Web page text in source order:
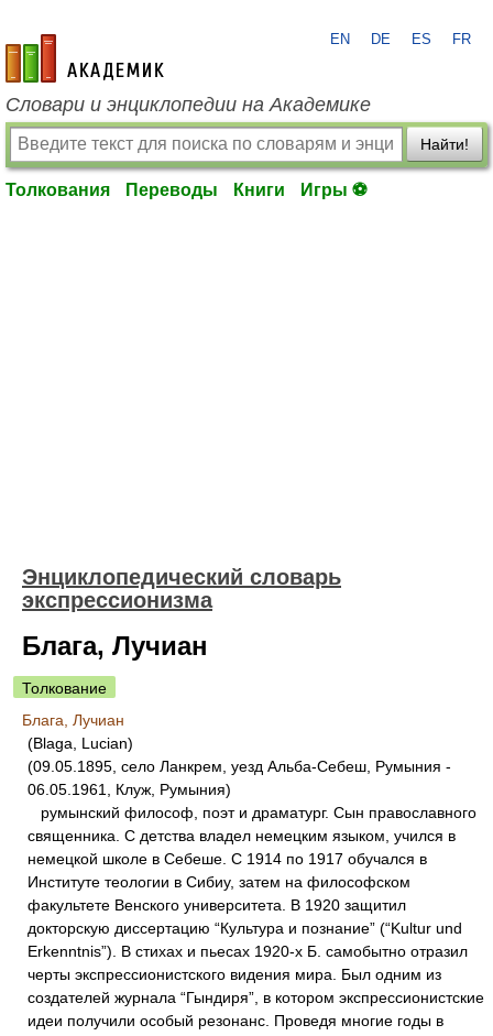
academic.ru
EN DE ES FR
Словари и энциклопедии на Академике
Найти!
Толкования Переводы Книги Игры ⚽
Энциклопедический словарь
экспрессионизма
Блага, Лучиан
Толкование
Блага, Лучиан
(Blaga, Lucian)
(09.05.1895, село Ланкрем, уезд Альба-Себеш, Румыния -
06.05.1961, Клуж, Румыния)
румынский философ, поэт и драматург. Сын православного
священника. С детства владел немецким языком, учился в
немецкой школе в Себеше. С 1914 по 1917 обучался в
Институте теологии в Сибиу, затем на философском
факультете Венского университета. В 1920 защитил
докторскую диссертацию “Культура и познание” (“Kultur und
Erkenntnis”). В стихах и пьесах 1920-х Б. самобытно отразил
черты экспрессионистского видения мира. Был одним из
создателей журнала “Гындиря”, в котором экспрессионистские
идеи получили особый резонанс. Проведя многие годы в